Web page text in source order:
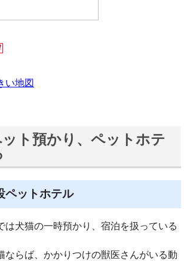
い地図
ト預かり、ペットホテ
ペットホテル
は犬猫の一時預かり、宿泊を扱っている
ならば、かかりつけの獣医さんがいる動